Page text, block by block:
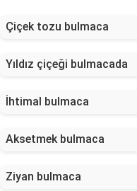
Çiçek tozu bulmaca
Yıldız çiçeği bulmacada
İhtimal bulmaca
Aksetmek bulmaca
Ziyan bulmaca